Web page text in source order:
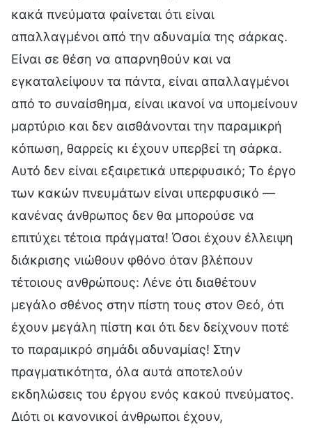
κακά πνεύματα φαίνεται ότι είναι
απαλλαγμένοι από την αδυναμία της σάρκας.
Είναι σε θέση να απαρνηθούν και να
εγκαταλείψουν τα πάντα, είναι απαλλαγμένοι
από το συναίσθημα, είναι ικανοί να υπομείνουν
μαρτύριο και δεν αισθάνονται την παραμικρή
κόπωση, θαρρείς κι έχουν υπερβεί τη σάρκα.
Αυτό δεν είναι εξαιρετικά υπερφυσικό; Το έργο
των κακών πνευμάτων είναι υπερφυσικό —
κανένας άνθρωπος δεν θα μπορούσε να
επιτύχει τέτοια πράγματα! Όσοι έχουν έλλειψη
διάκρισης νιώθουν φθόνο όταν βλέπουν
τέτοιους ανθρώπους: Λένε ότι διαθέτουν
μεγάλο σθένος στην πίστη τους στον Θεό, ότι
έχουν μεγάλη πίστη και ότι δεν δείχνουν ποτέ
το παραμικρό σημάδι αδυναμίας! Στην
πραγματικότητα, όλα αυτά αποτελούν
εκδηλώσεις του έργου ενός κακού πνεύματος.
Διότι οι κανονικοί άνθρωποι έχουν,